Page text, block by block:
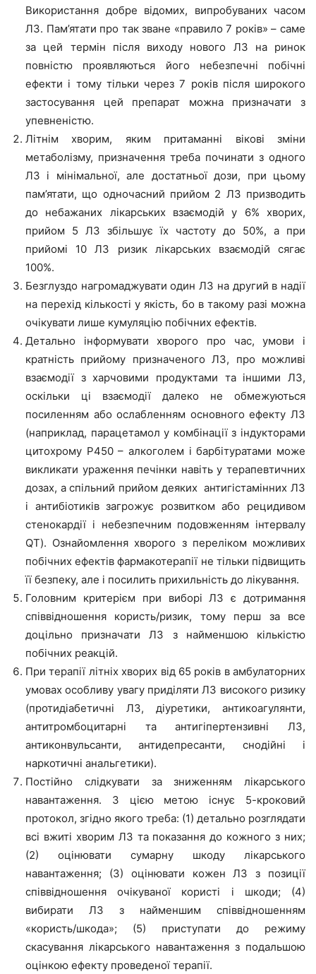
Використання добре відомих, випробуваних часом
ЛЗ. Пам’ятати про так зване «правило 7 років» – саме
за цей термін після виходу нового ЛЗ на ринок
повністю проявляються його небезпечні побічні
ефекти і тому тільки через 7 років після широкого
застосування цей препарат можна призначати з
упевненістю.
Літнім хворим, яким притаманні вікові зміни
метаболізму, призначення треба починати з одного
ЛЗ і мінімальної, але достатньої дози, при цьому
пам’ятати, що одночасний прийом 2 ЛЗ призводить
до небажаних лікарських взаємодій у 6% хворих,
прийом 5 ЛЗ збільшує їх частоту до 50%, а при
прийомі 10 ЛЗ ризик лікарських взаємодій сягає
100%.
Безглуздо нагромаджувати один ЛЗ на другий в надії
на перехід кількості у якість, бо в такому разі можна
очікувати лише кумуляцію побічних ефектів.
Детально інформувати хворого про час, умови і
кратність прийому призначеного ЛЗ, про можливі
взаємодії з харчовими продуктами та іншими ЛЗ,
оскільки ці взаємодії далеко не обмежуються
посиленням або ослабленням основного ефекту ЛЗ
(наприклад, парацетамол у комбінації з індукторами
цитохрому Р450 – алкоголем і барбітуратами може
викликати ураження печінки навіть у терапевтичних
дозах, а спільний прийом деяких антигістамінних ЛЗ
і антибіотиків загрожує розвитком або рецидивом
стенокардії і небезпечним подовженням інтервалу
QT). Ознайомлення хворого з переліком можливих
побічних ефектів фармакотерапії не тільки підвищить
її безпеку, але і посилить прихильність до лікування.
Головним критерієм при виборі ЛЗ є дотримання
співвідношення користь/ризик, тому перш за все
доцільно призначати ЛЗ з найменшою кількістю
побічних реакцій.
При терапії літніх хворих від 65 років в амбулаторних
умовах особливу увагу приділяти ЛЗ високого ризику
(протидіабетичні ЛЗ, діуретики, антикоагулянти,
антитромбоцитарні та антигіпертензивні ЛЗ,
антиконвульсанти, антидепресанти, снодійні і
наркотичні анальгетики).
Постійно слідкувати за зниженням лікарського
навантаження. З цією метою існує 5-кроковий
протокол, згідно якого треба: (1) детально розглядати
всі вжиті хворим ЛЗ та показання до кожного з них;
(2) оцінювати сумарну шкоду лікарського
навантаження; (3) оцінювати кожен ЛЗ з позиції
співвідношення очікуваної користі і шкоди; (4)
вибирати ЛЗ з найменшим співвідношенням
«користь/шкода»; (5) приступати до режиму
скасування лікарського навантаження з подальшою
оцінкою ефекту проведеної терапії.